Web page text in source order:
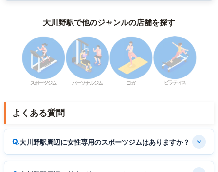
大川野駅で他のジャンルの店舗を探す
スポーツジム パーソナルジム ヨガ ピラティス
よくある質問
大川野駅周辺に女性専用のスポーツジムはありますか？